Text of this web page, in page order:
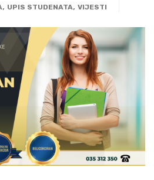
, UPIS STUDENATA, VIJESTI